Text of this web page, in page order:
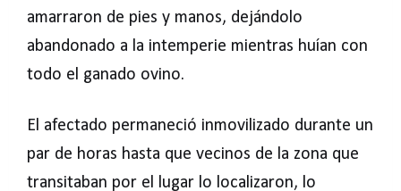
amarraron de pies y manos, dejándolo
abandonado a la intemperie mientras huían con
todo el ganado ovino.
El afectado permaneció inmovilizado durante un
par de horas hasta que vecinos de la zona que
transitaban por el lugar lo localizaron, lo